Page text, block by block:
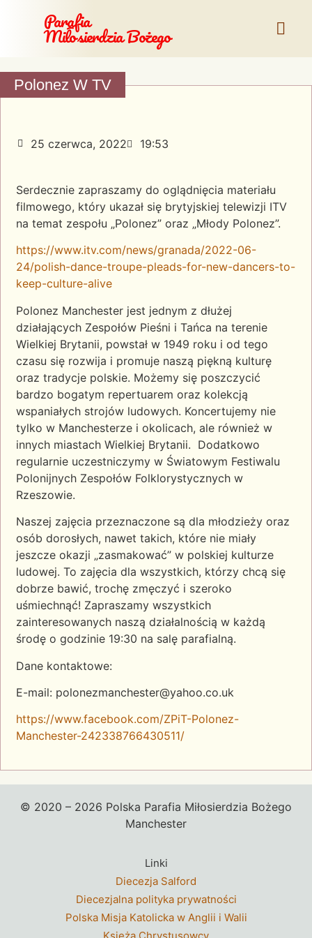
Parafia
Miłosierdzia Bożego
Polonez W TV
25 czerwca, 2022 19:53
Serdecznie zapraszamy do oglądnięcia materiału
filmowego, który ukazał się brytyjskiej telewizji ITV
na temat zespołu „Polonez” oraz „Młody Polonez”.
https://www.itv.com/news/granada/2022-06-
24/polish-dance-troupe-pleads-for-new-dancers-to-
keep-culture-alive
Polonez Manchester jest jednym z dłużej
działających Zespołów Pieśni i Tańca na terenie
Wielkiej Brytanii, powstał w 1949 roku i od tego
czasu się rozwija i promuje naszą piękną kulturę
oraz tradycje polskie. Możemy się poszczycić
bardzo bogatym repertuarem oraz kolekcją
wspaniałych strojów ludowych. Koncertujemy nie
tylko w Manchesterze i okolicach, ale również w
innych miastach Wielkiej Brytanii. Dodatkowo
regularnie uczestniczymy w Światowym Festiwalu
Polonijnych Zespołów Folklorystycznych w
Rzeszowie.
Naszej zajęcia przeznaczone są dla młodzieży oraz
osób dorosłych, nawet takich, które nie miały
jeszcze okazji „zasmakować” w polskiej kulturze
ludowej. To zajęcia dla wszystkich, którzy chcą się
dobrze bawić, trochę zmęczyć i szeroko
uśmiechnąć! Zapraszamy wszystkich
zainteresowanych naszą działalnością w każdą
środę o godzinie 19:30 na salę parafialną.
Dane kontaktowe:
E-mail: polonezmanchester@yahoo.co.uk
https://www.facebook.com/ZPiT-Polonez-
Manchester-242338766430511/
© 2020 – 2026 Polska Parafia Miłosierdzia Bożego
Manchester
Linki
Diecezja Salford
Diecezjalna polityka prywatności
Polska Misja Katolicka w Anglii i Walii